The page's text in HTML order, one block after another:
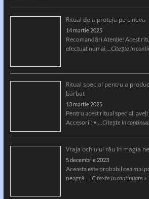
Ritual de a proteja pe cineva
14 martie 2025
Recomandări Atenție! Acest
efectuat numai …Citește în
Ritual special pentru a
bărbat
13 martie 2025
Pentru acest ritual special,
Accesorii: • …Citește în
Vraja ochiului rău în magia
5 decembrie 2023
Aceasta este probabil cea mai
neagră. …Citește în continuare »